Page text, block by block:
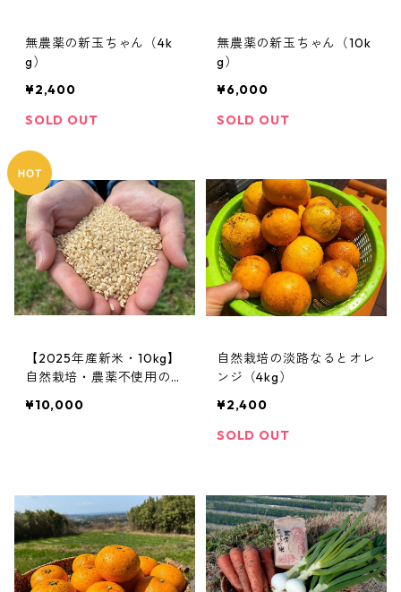
無農薬の新玉ちゃん（4k
g）
¥2,400
SOLD OUT
無農薬の新玉ちゃん（10k
g）
¥6,000
SOLD OUT
【2025年産新米・10kg】
自然栽培・農薬不使用のお
¥10,000
自然栽培の淡路なるとオレ
ンジ（4kg）
¥2,400
SOLD OUT